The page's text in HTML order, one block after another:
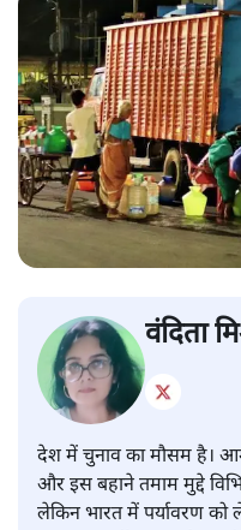
वंदिता
देश में चुनाव का मौसम है।
और इस बहाने तमाम मुद्दे
लेकिन भारत में पर्यावरण को